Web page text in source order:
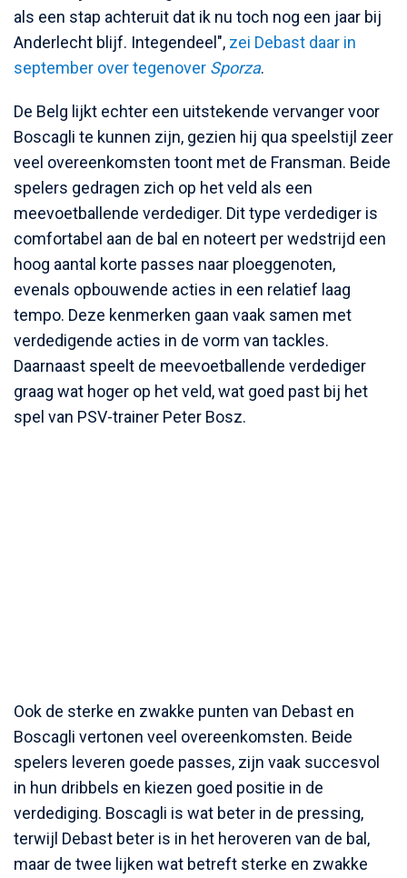
als een stap achteruit dat ik nu toch nog een jaar bij
Anderlecht blijf. Integendeel", zei Debast daar in
september over tegenover Sporza.
De Belg lijkt echter een uitstekende vervanger voor
Boscagli te kunnen zijn, gezien hij qua speelstijl zeer
veel overeenkomsten toont met de Fransman. Beide
spelers gedragen zich op het veld als een
meevoetballende verdediger. Dit type verdediger is
comfortabel aan de bal en noteert per wedstrijd een
hoog aantal korte passes naar ploeggenoten,
evenals opbouwende acties in een relatief laag
tempo. Deze kenmerken gaan vaak samen met
verdedigende acties in de vorm van tackles.
Daarnaast speelt de meevoetballende verdediger
graag wat hoger op het veld, wat goed past bij het
spel van PSV-trainer Peter Bosz.
Ook de sterke en zwakke punten van Debast en
Boscagli vertonen veel overeenkomsten. Beide
spelers leveren goede passes, zijn vaak succesvol
in hun dribbels en kiezen goed positie in de
verdediging. Boscagli is wat beter in de pressing,
terwijl Debast beter is in het heroveren van de bal,
maar de twee lijken wat betreft sterke en zwakke